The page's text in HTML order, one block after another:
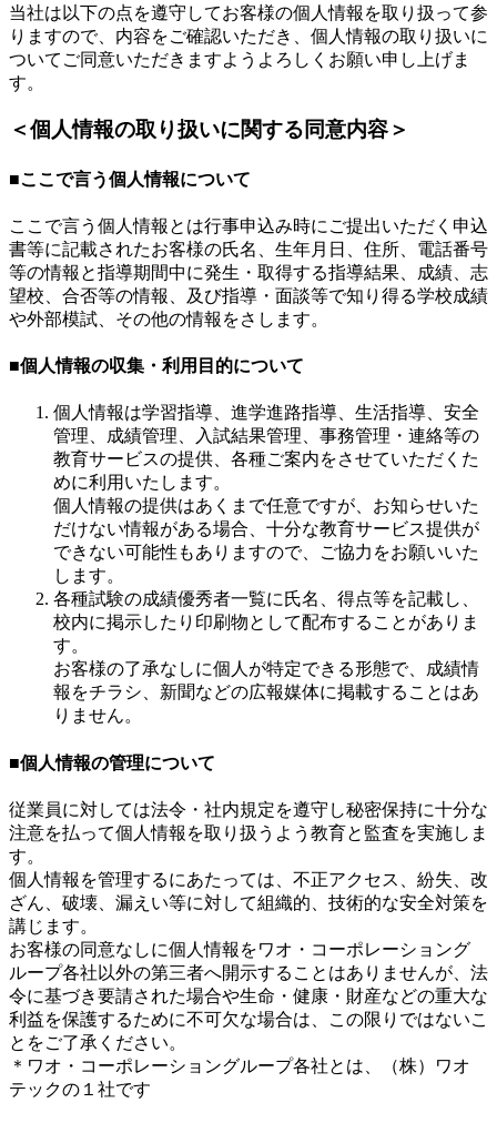
当社は以下の点を遵守してお客様の個人情報を取り扱って参
りますので、内容をご確認いただき、個人情報の取り扱いに
ついてご同意いただきますようよろしくお願い申し上げま
す。
＜個人情報の取り扱いに関する同意内容＞
■ここで言う個人情報について
ここで言う個人情報とは行事申込み時にご提出いただく申込
書等に記載されたお客様の氏名、生年月日、住所、電話番号
等の情報と指導期間中に発生・取得する指導結果、成績、志
望校、合否等の情報、及び指導・面談等で知り得る学校成績
や外部模試、その他の情報をさします。
■個人情報の収集・利用目的について
個人情報は学習指導、進学進路指導、生活指導、安全
管理、成績管理、入試結果管理、事務管理・連絡等の
教育サービスの提供、各種ご案内をさせていただくた
めに利用いたします。
個人情報の提供はあくまで任意ですが、お知らせいた
だけない情報がある場合、十分な教育サービス提供が
できない可能性もありますので、ご協力をお願いいた
します。
各種試験の成績優秀者一覧に氏名、得点等を記載し、
校内に掲示したり印刷物として配布することがありま
す。
お客様の了承なしに個人が特定できる形態で、成績情
報をチラシ、新聞などの広報媒体に掲載することはあ
りません。
■個人情報の管理について
従業員に対しては法令・社内規定を遵守し秘密保持に十分な
注意を払って個人情報を取り扱うよう教育と監査を実施しま
す。
個人情報を管理するにあたっては、不正アクセス、紛失、改
ざん、破壊、漏えい等に対して組織的、技術的な安全対策を
講じます。
お客様の同意なしに個人情報をワオ・コーポレーショング
ループ各社以外の第三者へ開示することはありませんが、法
令に基づき要請された場合や生命・健康・財産などの重大な
利益を保護するために不可欠な場合は、この限りではないこ
とをご了承ください。
＊ワオ・コーポレーショングループ各社とは、（株）ワオ
テックの１社です